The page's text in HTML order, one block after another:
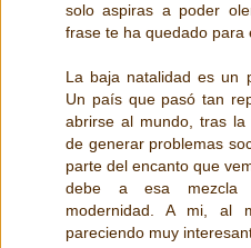
solo aspiras a poder
frase te ha quedado para
La baja natalidad es un
Un país que pasó tan
abrirse al mundo, tras
de generar problemas
parte del encanto que
debe a esa mezcla
modernidad. A mi, al
pareciendo muy